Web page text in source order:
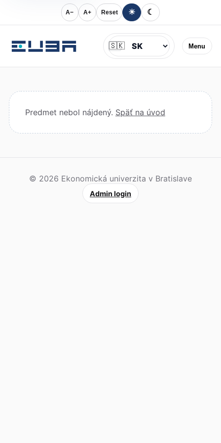
A− A+ Reset ☀ ☾
Menu
Jazyk
🇸🇰
Predmet nebol nájdený. Späť na úvod
© 2026 Ekonomická univerzita v Bratislave
Admin login